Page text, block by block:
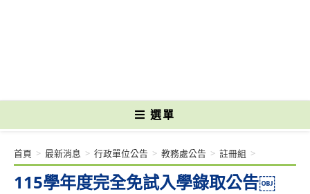
選單
115學年度完全免試入學錄取公告￼
首頁 > 最新消息 > 行政單位公告 > 教務處公告 > 註冊組 >